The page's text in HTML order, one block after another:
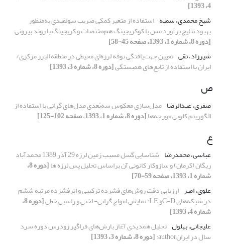
4، 1393]
شیخ محمدی، سمیه استفاده از متغیر کمکی ضریب سولفیدی به‌منظور
بهبود نتایج برآورد مس با کوکریجینگ هم‌مختصات و کریجینگ با روند بیرونی
[دوره 8، شماره 1، 1393، صفحه 45-58]
شیرزاد، تقی تعیین جهت‌یافتگی نوفه لرزه‌ای محیطی در منطقه البرز مرکزی/
ایران با استفاده از تابع‌های همبستگی[دوره 8، شماره 3، 1393]
ص
صفری، عبدالرضا مدل‌سازی معکوس سه‌بُعدی مدل‌های گرانی با استفاده از
الگوریتم کلونی مورچه‌‌ها[دوره 8، شماره 1، 1393، صفحه 102-125]
ع
عباسی، محمد‌رضا شناسایی گسل مسبب زمین لرزه 29 آذر 1389 محمدآباد
ریگان (کرمان) و سازوکار کانونی آن براساس تحلیل پس لرزه ها [دوره 8،
شماره 1، 1393، صفحه 59-70]
علوی، امیر ارزیابی دقت روش‌های فشرده ترکیبی و اَبَرفشرده مرتبه ششم
در شبکه‌های C-Dو LE: نمایش امواج گرانی‌- لختی و راسبی خطی [دوره 8،
شماره 4، 1393]
علیجانی، بهلول تحلیل همدیدی آغاز بارش‌های فراگیر زودرس دوره سرد
سال در ایرانauthor: [دوره 8، شماره 3، 1393]